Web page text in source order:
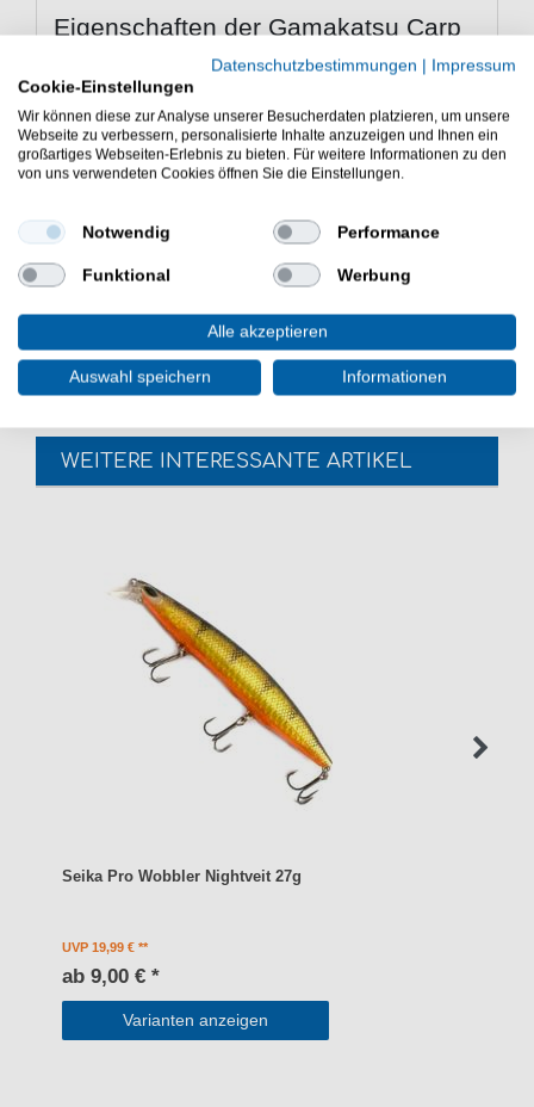
Eigenschaften der Gamakatsu Carp
gebundene Karpfenhaken
Haken zum Angeln auf Karpfen
Vorfachlänge: 75cm
Hakenfarbe: NS Black
gebunden mit Monofilschnur
Karpfenhaken sind eine gute Wahl bei der
WEITERE INTERESSANTE ARTIKEL
Seika Pro Wobbler Nightveit 27g
UVP 19,99 €
ab 9,00 € *
Varianten anzeigen
Datenschutzbestimmungen | Impressum
Cookie-Einstellungen
Wir können diese zur Analyse unserer Besucherdaten platzieren, um unsere
Webseite zu verbessern, personalisierte Inhalte anzuzeigen und Ihnen ein
großartiges Webseiten-Erlebnis zu bieten. Für weitere Informationen zu den
von uns verwendeten Cookies öffnen Sie die Einstellungen.
Notwendig Performance
Funktional Werbung
Alle akzeptieren
Auswahl speichern Informationen